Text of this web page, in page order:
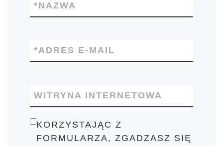
NAZWA
*
ADRES E-MAIL
*
WITRYNA INTERNETOWA
KORZYSTAJĄC Z
FORMULARZA, ZGADZASZ SIĘ